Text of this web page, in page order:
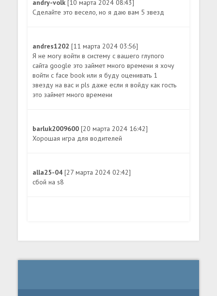
andry-volk[10 марта 2024 08:43]
Сделайте это весело, но я даю вам 5 звезд
andres1202[11 марта 2024 03:56]
Я не могу войти в систему с вашего глупого
сайта google это займет много времени я хочу
войти с face book или я буду оценивать 1
звезду на вас и pls даже если я войду как гость
это займет много времени
barluk2009600[20 марта 2024 16:42]
Хорошая игра для водителей
alla25-04[27 марта 2024 02:42]
сбой на s8